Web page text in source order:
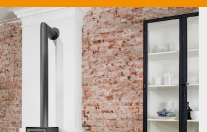
Actueel
Ons team
Winkel